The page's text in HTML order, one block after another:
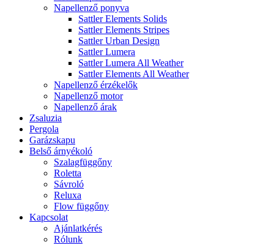
Napellenző ponyva
Sattler Elements Solids
Sattler Elements Stripes
Sattler Urban Design
Sattler Lumera
Sattler Lumera All Weather
Sattler Elements All Weather
Napellenző érzékelők
Napellenző motor
Napellenző árak
Zsaluzia
Pergola
Garázskapu
Belső árnyékoló
Szalagfüggőny
Roletta
Sávroló
Reluxa
Flow függőny
Kapcsolat
Ajánlatkérés
Rólunk